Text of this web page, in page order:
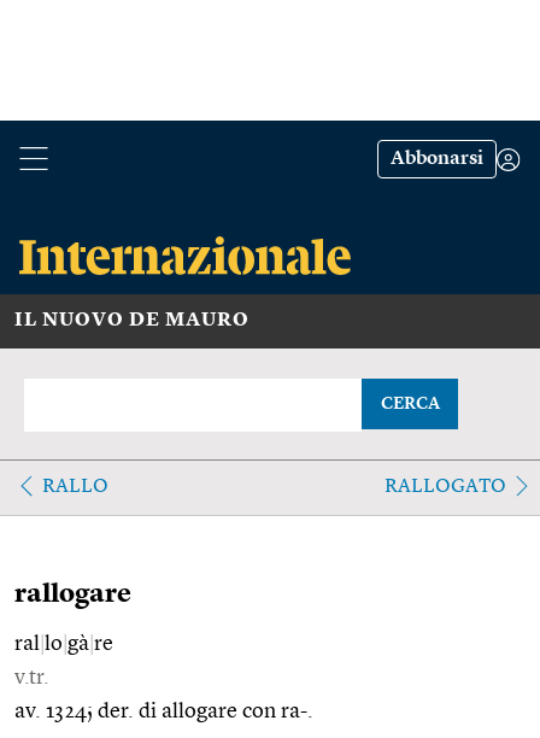
Abbonarsi
IL NUOVO DE MAURO
CERCA
RALLO RALLOGATO
rallogare
ral lo gà re
v.tr.
av. 1324; der. di allogare con ra-.